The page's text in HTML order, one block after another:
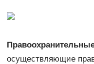
осуществляющие